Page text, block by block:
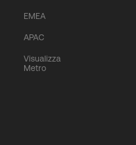
EMEA
APAC
Visualizza
Metro